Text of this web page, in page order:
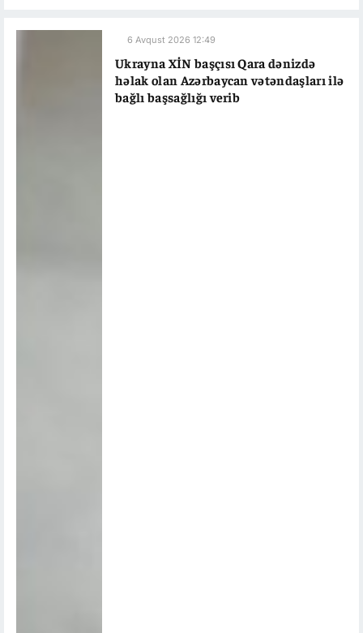
6 Avqust 2026 12:49
Ukrayna XİN başçısı Qara dənizdə
həlak olan Azərbaycan vətəndaşları ilə
bağlı başsağlığı verib